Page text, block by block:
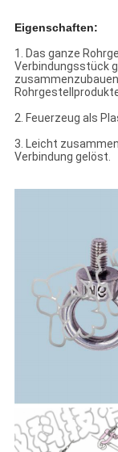
Eigenschaften:
1. Das ganze
Verbindungsstück
2. Feuerzeug als
3. Leicht
Verbindung gelöst.